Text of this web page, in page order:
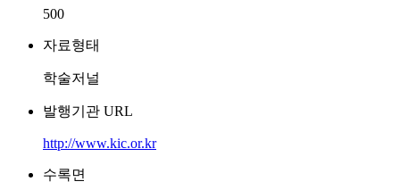
500
자료형태
학술저널
발행기관 URL
http://www.kic.or.kr
수록면